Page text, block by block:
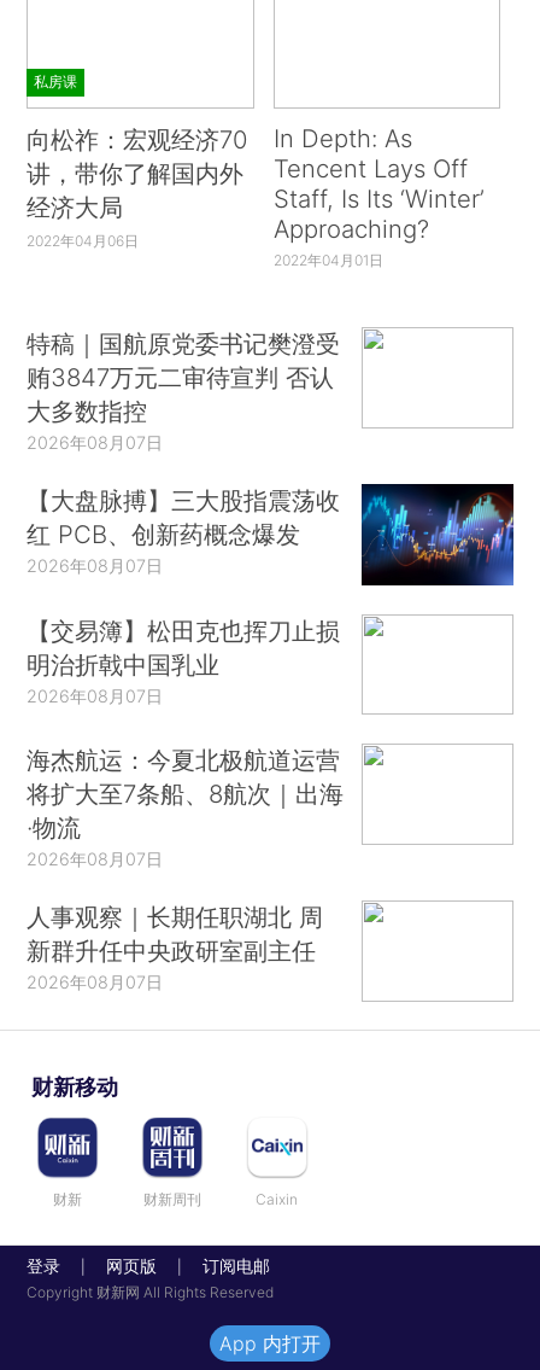
私房课
向松祚：宏观经济70
讲，带你了解国内外
经济大局
2022年04月06日
In Depth: As
Tencent Lays Off
Staff, Is Its ‘Winter’
Approaching?
2022年04月01日
特稿｜国航原党委书记樊澄受
贿3847万元二审待宣判 否认
大多数指控
2026年08月07日
【大盘脉搏】三大股指震荡收
红 PCB、创新药概念爆发
2026年08月07日
【交易簿】松田克也挥刀止损
明治折戟中国乳业
2026年08月07日
海杰航运：今夏北极航道运营
将扩大至7条船、8航次｜出海
·物流
2026年08月07日
人事观察｜长期任职湖北 周
新群升任中央政研室副主任
2026年08月07日
财新移动
财新 财新周刊 Caixin
登录 网页版 订阅电邮
Copyright 财新网 All Rights Reserved
App 内打开